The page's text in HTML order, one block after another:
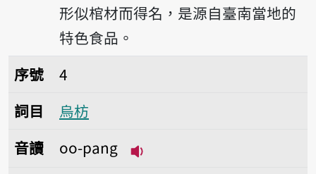
形似棺材而得名，是源自臺南當地的
特色食品。
序號4烏枋
序號
4
詞目
烏枋
音讀
oo-pang